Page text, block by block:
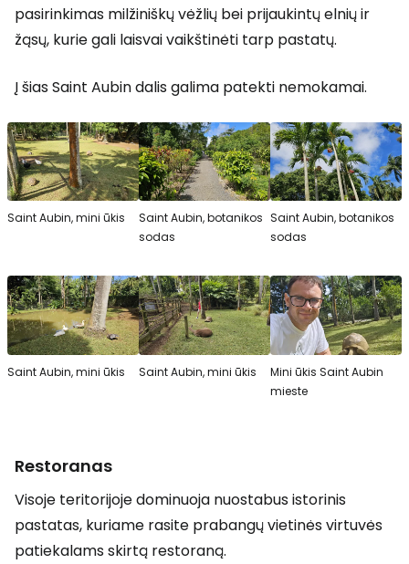
pasirinkimas milžiniškų vėžlių bei prijaukintų elnių ir
žąsų, kurie gali laisvai vaikštinėti tarp pastatų.
Į šias Saint Aubin dalis galima patekti nemokamai.
Saint Aubin, mini ūkis
Saint Aubin, botanikos
sodas
Saint Aubin, botanikos
sodas
Saint Aubin, mini ūkis Saint Aubin, mini ūkis
Mini ūkis Saint Aubin
mieste
Restoranas
Visoje teritorijoje dominuoja nuostabus istorinis
pastatas, kuriame rasite prabangų vietinės virtuvės
patiekalams skirtą restoraną.